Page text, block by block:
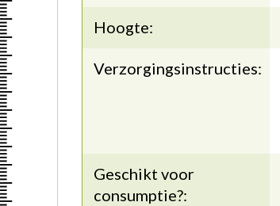
Hoogte:
Verzorgingsinstructies:
Geschikt voor
consumptie?: